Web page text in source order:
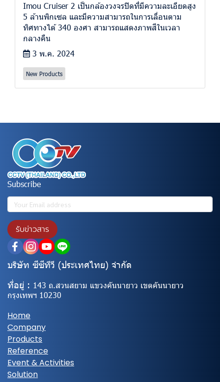
Imou Cruiser 2 เป็นกล้องวงจรปิดที่มีความละเอียดสูง
5 ล้านพิกเซล และมีความสามารถในการเลื่อนตาม
ทิศทางได้ 340 องศา สามารถแสดงภาพสีในเวลา
กลางคืน
3 พ.ค. 2024
New Products
Subscribe
รับข่าวสาร
บริษัท ซีซีทีวี (ประเทศไทย) จํากัด
ที่อยู่ : 143 ถ.สวนสยาม แขวงคันนายาว เขตคันนายาว
กรุงเทพฯ 10230
Home
Company
Products
Reference
Event & Activities
Solution